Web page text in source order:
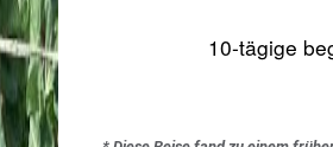
10-tägige